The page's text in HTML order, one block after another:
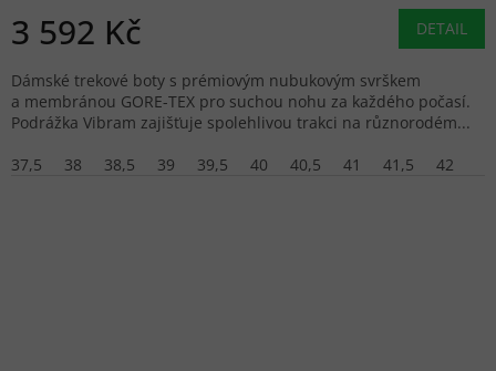
3 592 Kč DETAIL
Dámské trekové boty s prémiovým nubukovým svrškem
a membránou GORE-TEX pro suchou nohu za každého počasí.
Podrážka Vibram zajišťuje spolehlivou trakci na různorodém...
37,5
38 38,5 39 39,5 40 40,5 41 41,5 42